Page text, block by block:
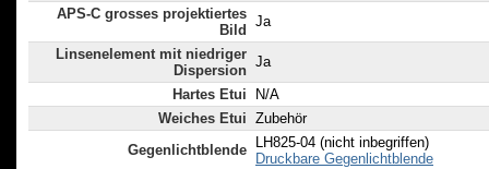
APS-C grosses projektiertes
Bild
Ja
Linsenelement mit niedriger
Dispersion
Ja
Hartes Etui
N/A
Weiches Etui Zubehör
Gegenlichtblende
LH825-04 (nicht inbegriffen)
Druckbare Gegenlichtblende